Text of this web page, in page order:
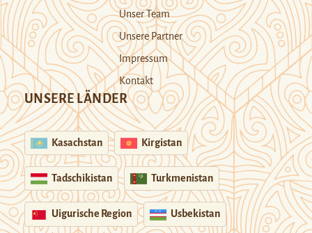
Unser Team
Unsere Partner
Impressum
Kontakt
UNSERE LÄNDER
Kasachstan Kirgistan
Tadschikistan Turkmenistan
Uigurische Region Usbekistan